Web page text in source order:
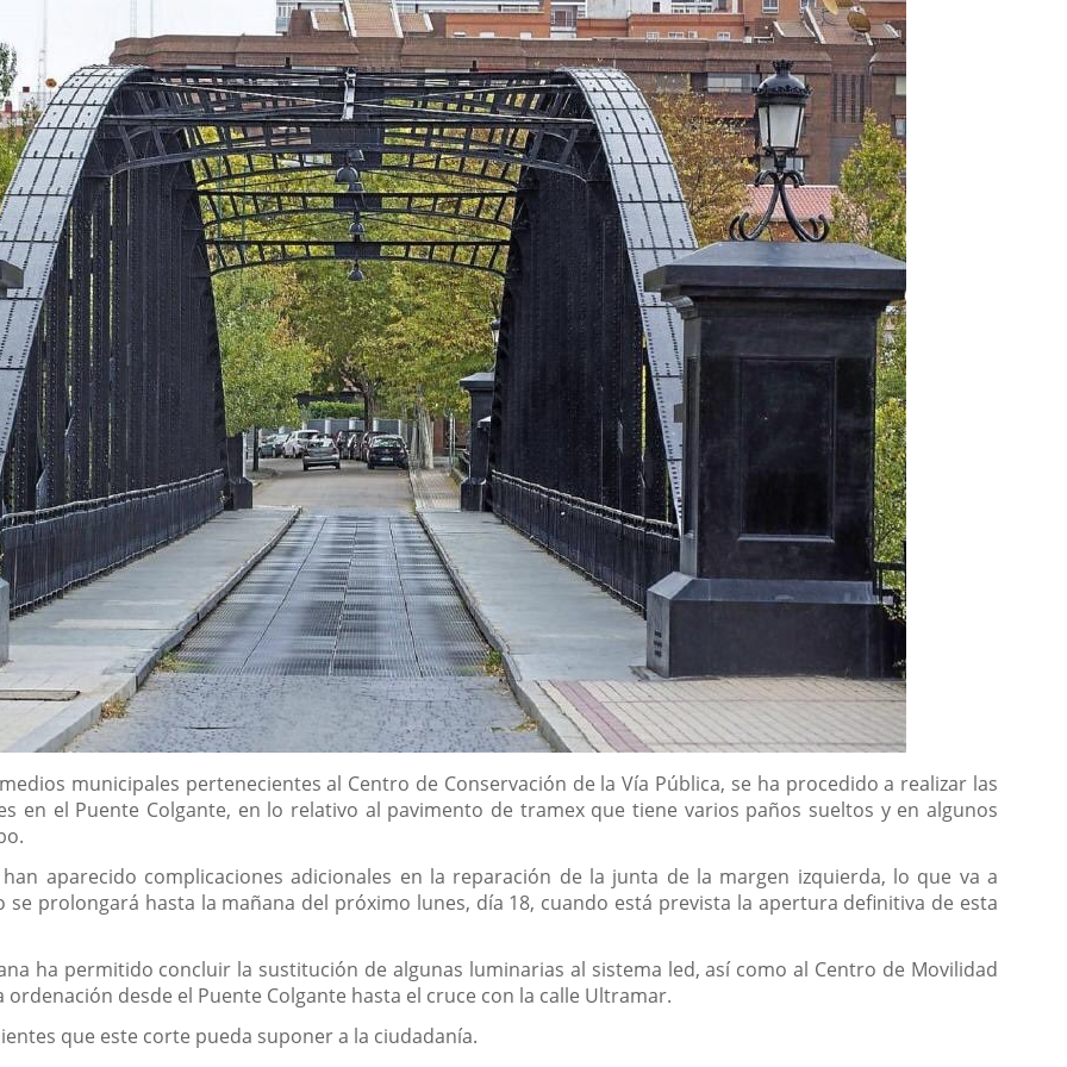
municipales pertenecientes al Centro de Conservación de la Vía Pública, se ha procedido a realizar las
en el Puente Colgante, en lo relativo al pavimento de tramex que tiene varios paños sueltos y en algunos
aparecido complicaciones adicionales en la reparación de la junta de la margen izquierda, lo que va a
prolongará hasta la mañana del próximo lunes, día 18, cuando está prevista la apertura definitiva de esta
ha permitido concluir la sustitución de algunas luminarias al sistema led, así como al Centro de Movilidad
desde el Puente Colgante hasta el cruce con la calle Ultramar.
que este corte pueda suponer a la ciudadanía.